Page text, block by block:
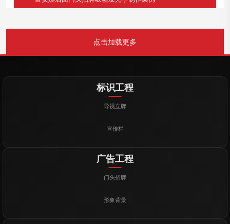
点击加载更多
标识工程
导视立牌
宣传栏
广告工程
门头招牌
形象背景